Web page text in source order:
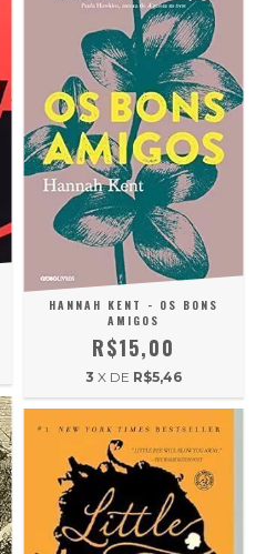
HANNAH KENT - OS BONS
AMIGOS
R$15,00
3 X DE R$5,46